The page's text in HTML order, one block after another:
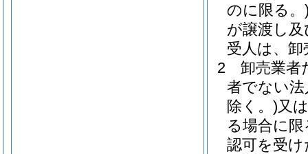
のに限る。
が譲渡し
受人は、
2
卸売業者
者でない
除く。)又
る場合に限
認可を受